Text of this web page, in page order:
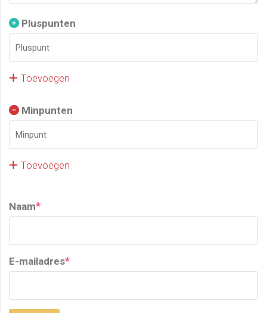
Pluspunten
Toevoegen
Minpunten
Toevoegen
Naam*
E-mailadres*